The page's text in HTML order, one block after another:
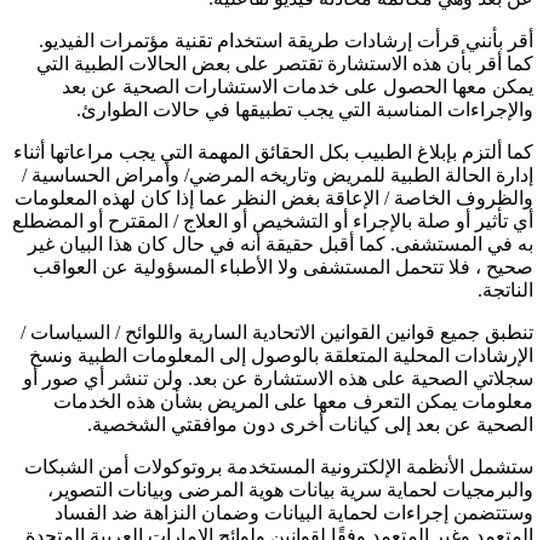
أقر بأنني قرأت إرشادات طريقة استخدام تقنية مؤتمرات الفيديو.
كما أقر بأن هذه الاستشارة تقتصر على بعض الحالات الطبية التي
يمكن معها الحصول على خدمات الاستشارات الصحية عن بعد
والإجراءات المناسبة التي يجب تطبيقها في حالات الطوارئ.
كما ألتزم بإبلاغ الطبيب بكل الحقائق المهمة التي يجب مراعاتها أثناء
إدارة الحالة الطبية للمريض وتاريخه المرضي/ وأمراض الحساسية /
والظروف الخاصة / الإعاقة بغض النظر عما إذا كان لهذه المعلومات
أي تأثير أو صلة بالإجراء أو التشخيص أو العلاج / المقترح أو المضطلع
به في المستشفى. كما أقبل حقيقة أنه في حال كان هذا البيان غير
صحيح ، فلا تتحمل المستشفى ولا الأطباء المسؤولية عن العواقب
الناتجة.
تنطبق جميع قوانين القوانين الاتحادية السارية واللوائح / السياسات /
الإرشادات المحلية المتعلقة بالوصول إلى المعلومات الطبية ونسخ
سجلاتي الصحية على هذه الاستشارة عن بعد. ولن تنشر أي صور أو
معلومات يمكن التعرف معها على المريض بشأن هذه الخدمات
الصحية عن بعد إلى كيانات أخرى دون موافقتي الشخصية.
ستشمل الأنظمة الإلكترونية المستخدمة بروتوكولات أمن الشبكات
والبرمجيات لحماية سرية بيانات هوية المرضى وبيانات التصوير،
وستتضمن إجراءات لحماية البيانات وضمان النزاهة ضد الفساد
المتعمد وغير المتعمد وفقًا لقوانين ولوائح الإمارات العربية المتحدة.